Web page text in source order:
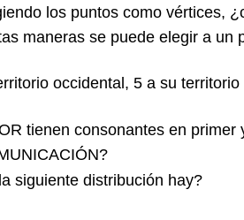
los puntos como vértices,
maneras se puede elegir a
occidental, 5 a su
tienen consonantes en primer
siguiente distribución hay?